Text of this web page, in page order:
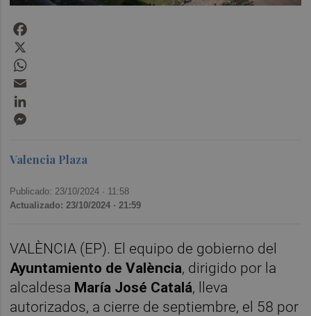
Valencia Plaza
Publicado: 23/10/2024 · 11:58
Actualizado: 23/10/2024 · 21:59
VALÈNCIA (EP). El equipo de gobierno del
Ayuntamiento de València, dirigido por la
alcaldesa María José Catalá, lleva
autorizados, a cierre de septiembre, el 58 por